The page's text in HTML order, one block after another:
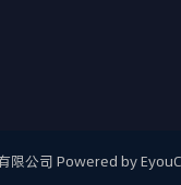
限公司 Powered by